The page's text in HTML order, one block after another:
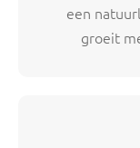
een
groeit